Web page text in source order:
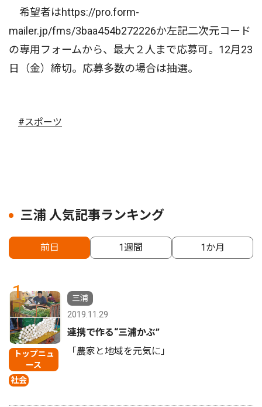
希望者はhttps://pro.form-
mailer.jp/fms/3baa454b272226か左記二次元コード
の専用フォームから、最大２人まで応募可。12月23
日（金）締切。応募多数の場合は抽選。
#スポーツ
三浦 人気記事ランキング
前日 1週間 1か月
1
トップニュ
ース
社会
三浦
2019.11.29
連携で作る“三浦かぶ”
「農家と地域を元気に」